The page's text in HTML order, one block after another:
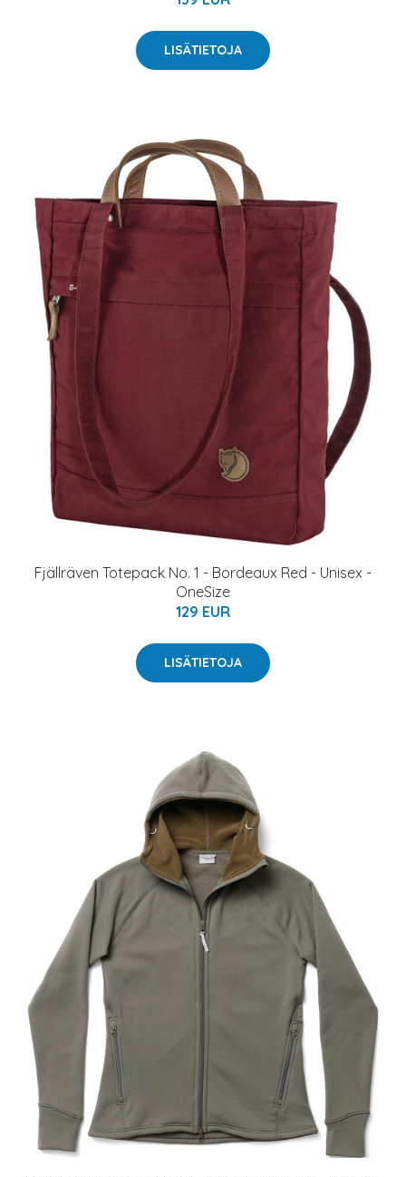
LISÄTIETOJA
Fjällräven Totepack No. 1 - Bordeaux Red - Unisex -
OneSize
129 EUR
LISÄTIETOJA